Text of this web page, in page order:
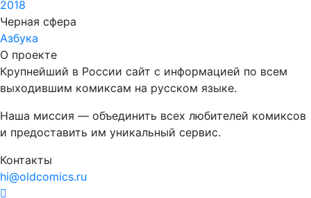
2018
Черная сфера
Азбука
О проекте
Крупнейший в России сайт с информацией по всем
выходившим комиксам на русском языке.
Наша миссия — объединить всех любителей комиксов
и предоставить им уникальный сервис.
Контакты
hi@oldcomics.ru